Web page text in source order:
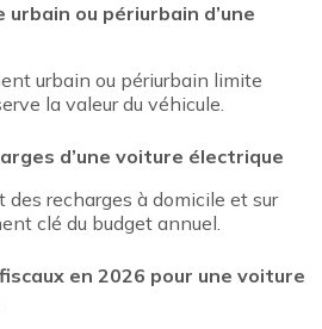
ou périurbain d’une
urbain ou périurbain limite
la valeur du véhicule.
d’une voiture électrique
des recharges à domicile et sur
clé du budget annuel.
en 2026 pour une voiture